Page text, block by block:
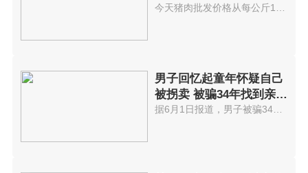
男子回忆起童年怀疑自己
被拐卖 被骗34年找到亲生
父母
据6月1日报道，男子被骗34年找到...